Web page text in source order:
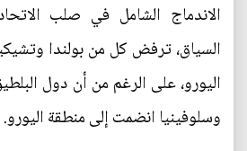
الاندماج الشامل في صلب
السياق، ترفض كل من بولندا
اليورو، على الرغم من أن دول
وسلوفينيا انضمت إلى منطقة اليورو.